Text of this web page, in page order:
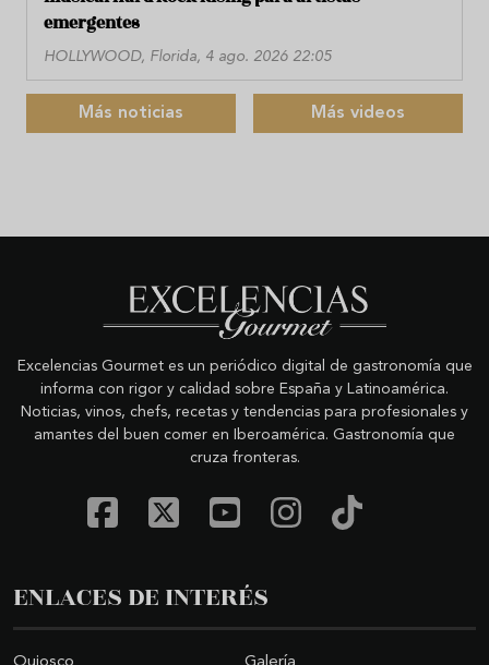
emergentes
HOLLYWOOD, Florida, 4 ago. 2026 22:05
Más noticias Más videos
Excelencias Gourmet es un periódico digital de gastronomía que
informa con rigor y calidad sobre España y Latinoamérica.
Noticias, vinos, chefs, recetas y tendencias para profesionales y
amantes del buen comer en Iberoamérica. Gastronomía que
cruza fronteras.
ENLACES DE INTERÉS